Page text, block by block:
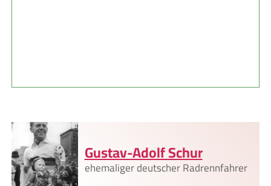
Gustav-Adolf Schur
ehemaliger deutscher Radrennfahrer